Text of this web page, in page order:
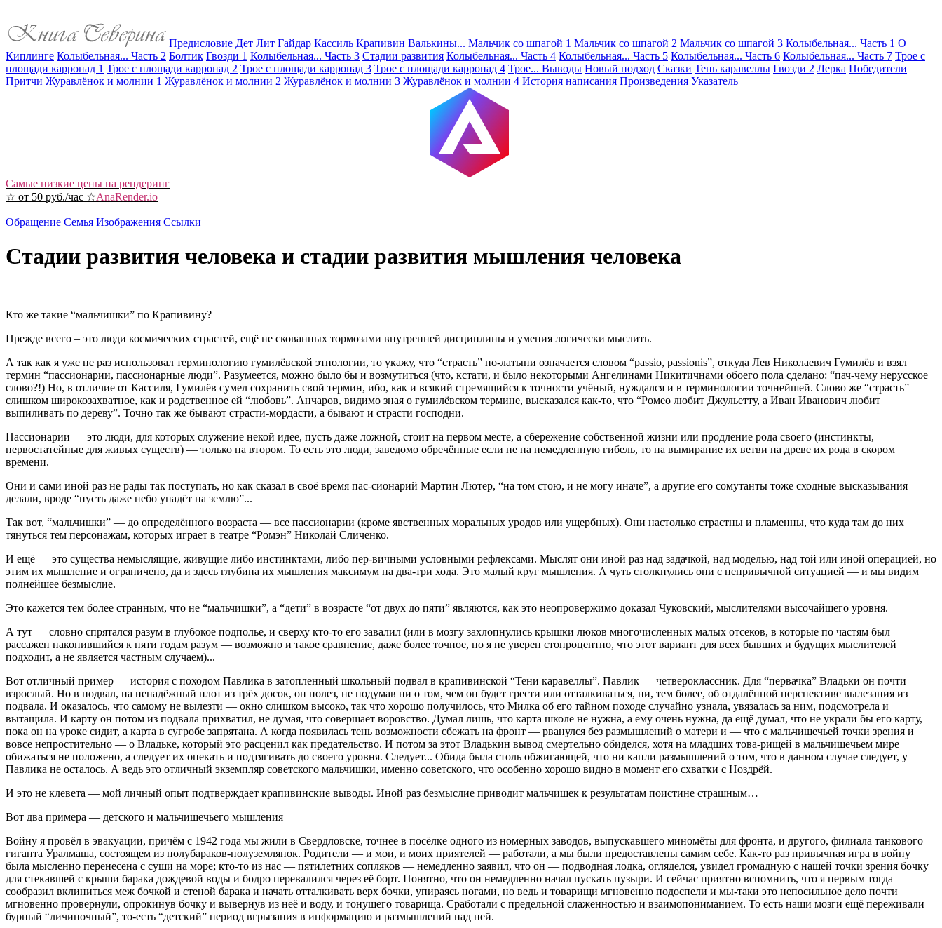
Предисловие Дет Лит Гайдар Кассиль Крапивин Валькины... Мальчик со шпагой 1 Мальчик со шпагой 2 Мальчик со шпагой 3 Колыбельная... Часть 1 О
Киплинге Колыбельная... Часть 2 Болтик Гвозди 1 Колыбельная... Часть 3 Стадии развития Колыбельная... Часть 4 Колыбельная... Часть 5 Колыбельная... Часть 6 Колыбельная... Часть 7 Трое с
площади карронад 1 Трое с площади карронад 2 Трое с площади карронад 3 Трое с площади карронад 4 Трое... Выводы Новый подход Сказки Тень каравеллы Гвозди 2 Лерка Победители
Притчи Журавлёнок и молнии 1 Журавлёнок и молнии 2 Журавлёнок и молнии 3 Журавлёнок и молнии 4 История написания Произведения Указатель
Самые низкие цены на рендеринг
☆ от 50 руб./час ☆AnaRender.io
Обращение Семья Изображения Ссылки
Стадии развития человека и стадии развития мышления человека
Кто же такие “мальчишки” по Крапивину?
Прежде всего – это люди космических страстей, ещё не скованных тормозами внутренней дисциплины и умения логически мыслить.
А так как я уже не раз использовал терминологию гумилёвской этнологии, то укажу, что “страсть” по-латыни означается словом “passio, passionis”, откуда Лев Николаевич Гумилёв и взял
термин “пассионарии, пассионарные люди”. Разумеется, можно было бы и возмутиться (что, кстати, и было некоторыми Ангелинами Никитичнами обоего пола сделано: “пач-чему нерусское
слово?!) Но, в отличие от Кассиля, Гумилёв сумел сохранить свой термин, ибо, как и всякий стремящийся к точности учёный, нуждался и в терминологии точнейшей. Слово же “страсть” —
слишком широкозахватное, как и родственное ей “любовь”. Анчаров, видимо зная о гумилёвском термине, высказался как-то, что “Ромео любит Джульетту, а Иван Иванович любит
выпиливать по дереву”. Точно так же бывают страсти-мордасти, а бывают и страсти господни.
Пассионарии — это люди, для которых служение некой идее, пусть даже ложной, стоит на первом месте, а сбережение собственной жизни или продление рода своего (инстинкты,
первостатейные для живых существ) — только на втором. То есть это люди, заведомо обречённые если не на немедленную гибель, то на вымирание их ветви на древе их рода в скором
времени.
Они и сами иной раз не рады так поступать, но как сказал в своё время пас-сионарий Мартин Лютер, “на том стою, и не могу иначе”, а другие его сомутанты тоже сходные высказывания
делали, вроде “пусть даже небо упадёт на землю”...
Так вот, “мальчишки” — до определённого возраста — все пассионарии (кроме явственных моральных уродов или ущербных). Они настолько страстны и пламенны, что куда там до них
тянуться тем персонажам, которых играет в театре “Ромэн” Николай Сличенко.
И ещё — это существа немыслящие, живущие либо инстинктами, либо пер-вичными условными рефлексами. Мыслят они иной раз над задачкой, над моделью, над той или иной операцией, но
этим их мышление и ограничено, да и здесь глубина их мышления максимум на два-три хода. Это малый круг мышления. А чуть столкнулись они с непривычной ситуацией — и мы видим
полнейшее безмыслие.
Это кажется тем более странным, что не “мальчишки”, а “дети” в возрасте “от двух до пяти” являются, как это неопровержимо доказал Чуковский, мыслителями высочайшего уровня.
А тут — словно спрятался разум в глубокое подполье, и сверху кто-то его завалил (или в мозгу захлопнулись крышки люков многочисленных малых отсеков, в которые по частям был
рассажен накопившийся к пяти годам разум — возможно и такое сравнение, даже более точное, но я не уверен стопроцентно, что этот вариант для всех бывших и будущих мыслителей
подходит, а не является частным случаем)...
Вот отличный пример — история с походом Павлика в затопленный школьный подвал в крапивинской “Тени каравеллы”. Павлик — четвероклассник. Для “первачка” Владьки он почти
взрослый. Но в подвал, на ненадёжный плот из трёх досок, он полез, не подумав ни о том, чем он будет грести или отталкиваться, ни, тем более, об отдалённой перспективе вылезания из
подвала. И оказалось, что самому не вылезти — окно слишком высоко, так что хорошо получилось, что Милка об его тайном походе случайно узнала, увязалась за ним, подсмотрела и
вытащила. И карту он потом из подвала прихватил, не думая, что совершает воровство. Думал лишь, что карта школе не нужна, а ему очень нужна, да ещё думал, что не украли бы его карту,
пока он на уроке сидит, а карта в сугробе запрятана. А когда появилась тень возможности сбежать на фронт — рванулся без размышлений о матери и — что с мальчишечьей точки зрения и
вовсе непростительно — о Владьке, который это расценил как предательство. И потом за этот Владькин вывод смертельно обиделся, хотя на младших това-рищей в мальчишечьем мире
обижаться не положено, а следует их опекать и подтягивать до своего уровня. Следует... Обида была столь обжигающей, что ни капли размышлений о том, что в данном случае следует, у
Павлика не осталось. А ведь это отличный экземпляр советского мальчишки, именно советского, что особенно хорошо видно в момент его схватки с Ноздрёй.
И это не клевета — мой личный опыт подтверждает крапивинские выводы. Иной раз безмыслие приводит мальчишек к результатам поистине страшным…
Вот два примера — детского и мальчишечьего мышления
Войну я провёл в эвакуации, причём с 1942 года мы жили в Свердловске, точнее в посёлке одного из номерных заводов, выпускавшего миномёты для фронта, и другого, филиала танкового
гиганта Уралмаша, состоящем из полубараков-полуземлянок. Родители — и мои, и моих приятелей — работали, а мы были предоставлены самим себе. Как-то раз привычная игра в войну
была мысленно перенесена с суши на море; кто-то из нас — пятилетних сопляков — немедленно заявил, что он — подводная лодка, огляделся, увидел громадную с нашей точки зрения бочку
для стекавшей с крыши барака дождевой воды и бодро перевалился через её борт. Понятно, что он немедленно начал пускать пузыри. И сейчас приятно вспомнить, что я первым тогда
сообразил вклиниться меж бочкой и стеной барака и начать отталкивать верх бочки, упираясь ногами, но ведь и товарищи мгновенно подоспели и мы-таки это непосильное дело почти
мгновенно провернули, опрокинув бочку и вывернув из неё и воду, и тонущего товарища. Сработали с предельной слаженностью и взаимопониманием. То есть наши мозги ещё переживали
бурный “личиночный”, то-есть “детский” период вгрызания в информацию и размышлений над ней.